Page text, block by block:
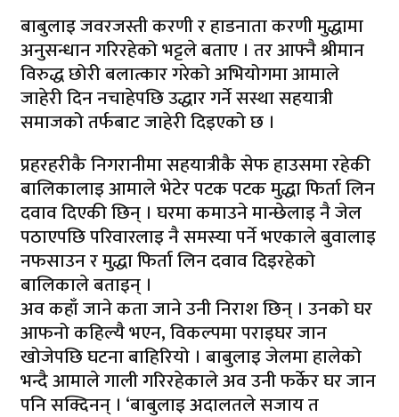
बाबुलाइ जवरजस्ती करणी र हाडनाता करणी मुद्धामा
अनुसन्धान गरिरहेको भट्टले बताए । तर आफ्नै श्रीमान
विरुद्ध छोरी बलात्कार गरेको अभियोगमा आमाले
जाहेरी दिन नचाहेपछि उद्धार गर्ने सस्था सहयात्री
समाजको तर्फबाट जाहेरी दिइएको छ ।
प्रहरहरीकै निगरानीमा सहयात्रीकै सेफ हाउसमा रहेकी
बालिकालाइ आमाले भेटेर पटक पटक मुद्धा फिर्ता लिन
दवाव दिएकी छिन् । घरमा कमाउने मान्छेलाइ नै जेल
पठाएपछि परिवारलाइ नै समस्या पर्ने भएकाले बुवालाइ
नफसाउन र मुद्धा फिर्ता लिन दवाव दिइरहेको
बालिकाले बताइन् ।
अव कहाँ जाने कता जाने उनी निराश छिन् । उनको घर
आफनो कहिल्यै भएन, विकल्पमा पराइघर जान
खोजेपछि घटना बाहिरियो । बाबुलाइ जेलमा हालेको
भन्दै आमाले गाली गरिरहेकाले अव उनी फर्केर घर जान
पनि सक्दिनन् । ‘बाबुलाइ अदालतले सजाय त